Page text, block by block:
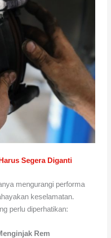
Segera Diganti
mengurangi performa
keselamatan.
perlu diperhatikan:
Rem